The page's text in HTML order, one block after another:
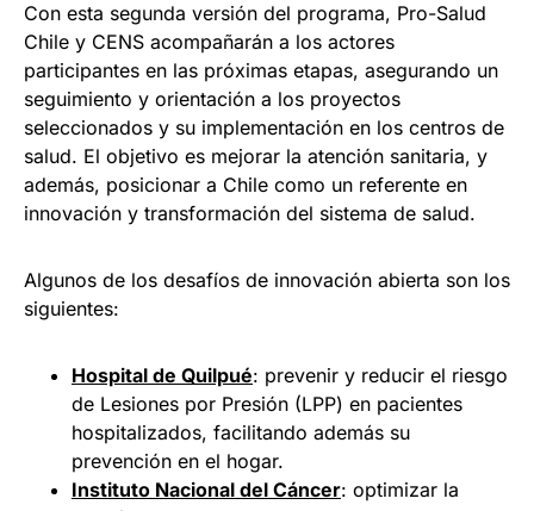
Con esta segunda versión del programa, Pro-Salud
Chile y CENS acompañarán a los actores
participantes en las próximas etapas, asegurando un
seguimiento y orientación a los proyectos
seleccionados y su implementación en los centros de
salud. El objetivo es mejorar la atención sanitaria, y
además, posicionar a Chile como un referente en
innovación y transformación del sistema de salud.
Algunos de los desafíos de innovación abierta son los
siguientes:
Hospital de Quilpué: prevenir y reducir el riesgo
de Lesiones por Presión (LPP) en pacientes
hospitalizados, facilitando además su
prevención en el hogar.
Instituto Nacional del Cáncer: optimizar la